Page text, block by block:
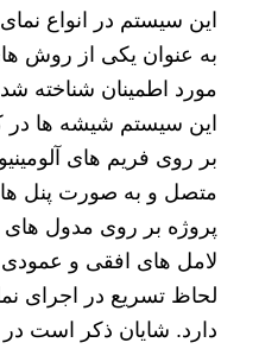
این سیستم در انواع
به عنوان یکی از روش
مورد اطمینان شناخته
این سیستم شیشه ها در
بر روی فریم های
متصل و به صورت پنل
پروژه بر روی مدول
لامل های افقی و
لحاظ تسریع در اجرای
دارد. شایان ذکر است